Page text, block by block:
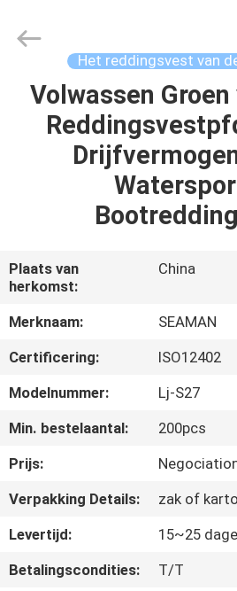
HUIS
PRODUCTEN
ONGEVEER
ONS
FABRIEKSREIS
COMPANY
NEWS
SITEMAP
Co.,Ltd..
Het reddingsvest van
Volwassen
Plaats van
herkomst:
China
Merknaam:
SEAMAN
Certificering:
ISO12402
Modelnummer:
Lj-S27
Min. bestelaantal:
200pcs
Prijs:
Verpakking Details:
zak of
Levertijd:
15~25
Betalingscondities:
T/T